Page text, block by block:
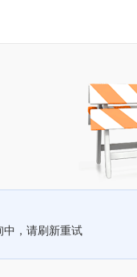
中，请刷新重试